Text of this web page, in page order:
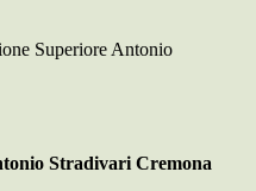
Superiore Antonio
Stradivari Cremona